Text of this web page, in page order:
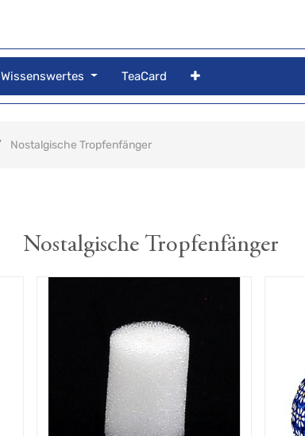
Wissenswertes TeaCard
Nostalgische Tropfenfänger
Nostalgische Tropfenfänger